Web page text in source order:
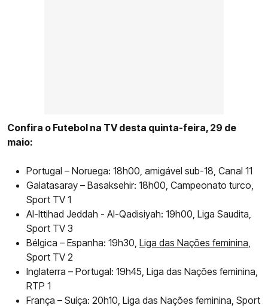
Confira o Futebol na TV desta quinta-feira, 29 de
maio:
Portugal – Noruega: 18h00, amigável sub-18, Canal 11
Galatasaray – Basaksehir: 18h00, Campeonato turco,
Sport TV 1
Al-Ittihad Jeddah - Al-Qadisiyah: 19h00, Liga Saudita,
Sport TV 3
Bélgica – Espanha: 19h30, Liga das Nações feminina,
Sport TV 2
Inglaterra – Portugal: 19h45, Liga das Nações feminina,
RTP 1
França – Suíça: 20h10, Liga das Nações feminina, Sport